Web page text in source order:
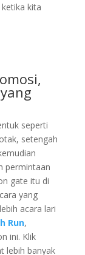
kita
seperti
setengah
permintaan
gate itu di
yang
acara lari
Run,
ini. Klik
lebih banyak